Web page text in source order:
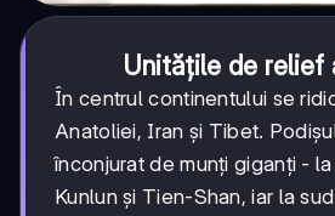
Unitățile de relief
În centrul continentului se
Anatoliei, Iran și Tibet.
înconjurat de munți giganți -
Kunlun și Tien-Shan, iar la